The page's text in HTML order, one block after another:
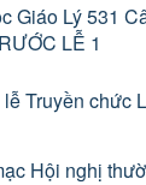
Giáo Lý 531
LỄ 1
Truyền chức
Hội nghị